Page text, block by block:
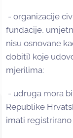
- organizacije
fundacije,
nisu osnovane
dobiti) koje
mjerilima:
- udruga mora
Republike
imati